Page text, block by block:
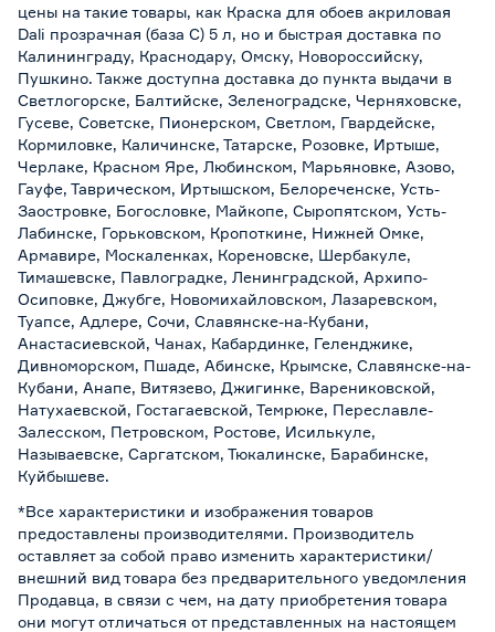
цены на такие товары, как Краска для обоев акриловая
Dali прозрачная (база C) 5 л, но и быстрая доставка по
Калининграду, Краснодару, Омску, Новороссийску,
Пушкино. Также доступна доставка до пункта выдачи в
Светлогорске, Балтийске, Зеленоградске, Черняховске,
Гусеве, Советске, Пионерском, Светлом, Гвардейске,
Кормиловке, Каличинске, Татарске, Розовке, Иртыше,
Черлаке, Красном Яре, Любинском, Марьяновке, Азово,
Гауфе, Таврическом, Иртышском, Белореченске, Усть-
Заостровке, Богословке, Майкопе, Сыропятском, Усть-
Лабинске, Горьковском, Кропоткине, Нижней Омке,
Армавире, Москаленках, Кореновске, Шербакуле,
Тимашевске, Павлоградке, Ленинградской, Архипо-
Осиповке, Джубге, Новомихайловском, Лазаревском,
Туапсе, Адлере, Сочи, Славянске-на-Кубани,
Анастасиевской, Чанах, Кабардинке, Геленджике,
Дивноморском, Пшаде, Абинске, Крымске, Славянске-на-
Кубани, Анапе, Витязево, Джигинке, Варениковской,
Натухаевской, Гостагаевской, Темрюке, Переславле-
Залесском, Петровском, Ростове, Исилькуле,
Называевске, Саргатском, Тюкалинске, Барабинске,
Куйбышеве.
*Все характеристики и изображения товаров
предоставлены производителями. Производитель
оставляет за собой право изменить характеристики/
внешний вид товара без предварительного уведомления
Продавца, в связи с чем, на дату приобретения товара
они могут отличаться от представленных на настоящем